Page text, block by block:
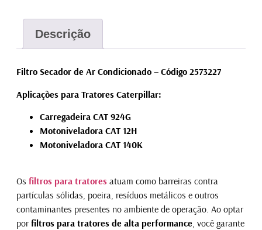
Descrição
Filtro Secador de Ar Condicionado – Código 2573227
Aplicações para Tratores Caterpillar:
Carregadeira CAT 924G
Motoniveladora CAT 12H
Motoniveladora CAT 140K
Os filtros para tratoresatuam como barreiras contra
partículas sólidas, poeira, resíduos metálicos e outros
contaminantes presentes no ambiente de operação. Ao optar
porfiltros para tratores de alta performance, você garante